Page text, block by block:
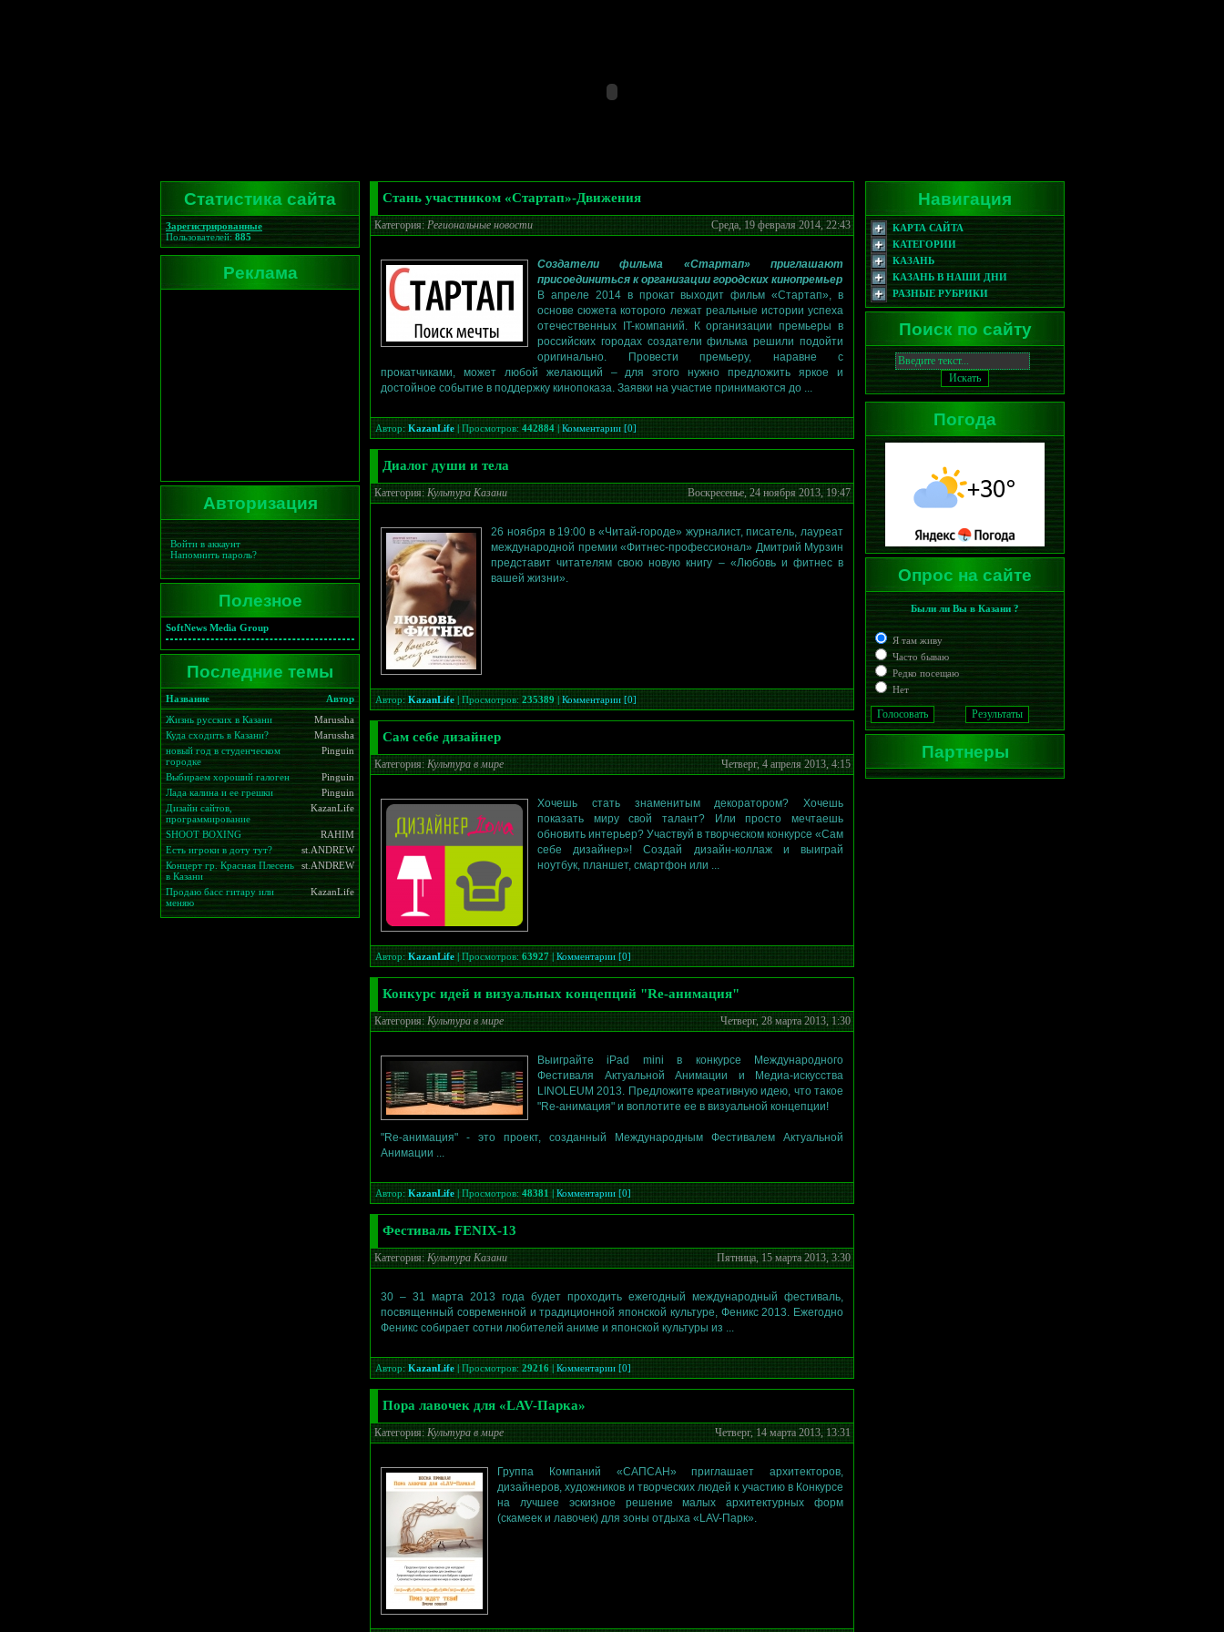
Статистика сайта
Зарегистрированные
Пользователей:885
Реклама
Авторизация
Войти в аккаунт
Напомнить пароль?
Полезное
SoftNews Media Group
Последние темы
Название
Автор
Жизнь русских в Казани
Marussha
Куда сходить в Казани?
Marussha
новый год в студенческом
городке
Pinguin
Выбираем хороший галоген
Pinguin
Лада калина и ее грешки
Pinguin
Дизайн сайтов,
программирование
KazanLife
SHOOT BOXING
RAHIM
Есть игроки в доту тут?
st.ANDREW
Концерт гр. Красная Плесень
в Казани
st.ANDREW
Продаю басс гитару или
меняю
KazanLife
Стань участником «Стартап»-Движения
Категория: Региональные новости Среда, 19 февраля 2014, 22:43
Создатели фильма «Стартап» приглашают
присоединиться к организации городских кинопремьер
В апреле 2014 в прокат выходит фильм «Стартап», в
основе сюжета которого лежат реальные истории успеха
отечественных IT-компаний. К организации премьеры в
российских городах создатели фильма решили подойти
оригинально. Провести премьеру, наравне с
прокатчиками, может любой желающий – для этого нужно предложить яркое и
достойное событие в поддержку кинопоказа. Заявки на участие принимаются до ...
Автор: KazanLife | Просмотров: 442884 | Комментарии [0]
Диалог души и тела
Категория: Культура Казани Воскресенье, 24 ноября 2013, 19:47
26 ноября в 19:00 в «Читай-городе» журналист, писатель, лауреат
международной премии «Фитнес-профессионал» Дмитрий Мурзин
представит читателям свою новую книгу – «Любовь и фитнес в
вашей жизни».
Автор: KazanLife | Просмотров: 235389 | Комментарии [0]
Сам себе дизайнер
Категория: Культура в мире Четверг, 4 апреля 2013, 4:15
Хочешь стать знаменитым декоратором? Хочешь
показать миру свой талант? Или просто мечтаешь
обновить интерьер? Участвуй в творческом конкурсе «Сам
себе дизайнер»! Создай дизайн-коллаж и выиграй
ноутбук, планшет, смартфон или ...
Автор: KazanLife | Просмотров: 63927 | Комментарии [0]
Конкурс идей и визуальных концепций "Re-анимация"
Категория: Культура в мире Четверг, 28 марта 2013, 1:30
Выиграйте iPad mini в конкурсе Международного
Фестиваля Актуальной Анимации и Медиа-искусства
LINOLEUM 2013. Предложите креативную идею, что такое
"Re-анимация" и воплотите ее в визуальной концепции!
"Re-анимация" - это проект, созданный Международным Фестивалем Актуальной
Анимации ...
Автор: KazanLife | Просмотров: 48381 | Комментарии [0]
Фестиваль FENIX-13
Категория: Культура Казани Пятница, 15 марта 2013, 3:30
30 – 31 марта 2013 года будет проходить ежегодный международный фестиваль,
посвященный современной и традиционной японской культуре, Феникс 2013. Ежегодно
Феникс собирает сотни любителей аниме и японской культуры из ...
Автор: KazanLife | Просмотров: 29216 | Комментарии [0]
Пора лавочек для «LAV-Парка»
Категория: Культура в мире Четверг, 14 марта 2013, 13:31
Группа Компаний «САПСАН» приглашает архитекторов,
дизайнеров, художников и творческих людей к участию в Конкурсе
на лучшее эскизное решение малых архитектурных форм
(скамеек и лавочек) для зоны отдыха «LAV-Парк».
Навигация
КАРТА САЙТА
КАТЕГОРИИ
КАЗАНЬ
КАЗАНЬ В НАШИ ДНИ
РАЗНЫЕ РУБРИКИ
Поиск по сайту
Погода
Опрос на сайте
Были ли Вы в Казани ?
Я там живу
Часто бываю
Редко посещаю
Нет
Партнеры